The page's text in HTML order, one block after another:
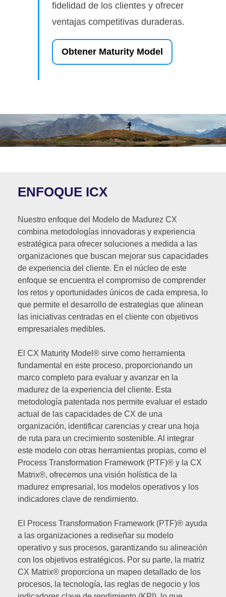
fidelidad de los clientes y ofrecer
ventajas competitivas duraderas.
Obtener Maturity Model
ENFOQUE ICX
Nuestro enfoque del Modelo de Madurez CX
combina metodologías innovadoras y experiencia
estratégica para ofrecer soluciones a medida a las
organizaciones que buscan mejorar sus capacidades
de experiencia del cliente. En el núcleo de este
enfoque se encuentra el compromiso de comprender
los retos y oportunidades únicos de cada empresa, lo
que permite el desarrollo de estrategias que alinean
las iniciativas centradas en el cliente con objetivos
empresariales medibles.
El CX Maturity Model® sirve como herramienta
fundamental en este proceso, proporcionando un
marco completo para evaluar y avanzar en la
madurez de la experiencia del cliente. Esta
metodología patentada nos permite evaluar el estado
actual de las capacidades de CX de una
organización, identificar carencias y crear una hoja
de ruta para un crecimiento sostenible. Al integrar
este modelo con otras herramientas propias, como el
Process Transformation Framework (PTF)® y la CX
Matrix®, ofrecemos una visión holística de la
madurez empresarial, los modelos operativos y los
indicadores clave de rendimiento.
El Process Transformation Framework (PTF)® ayuda
a las organizaciones a rediseñar su modelo
operativo y sus procesos, garantizando su alineación
con los objetivos estratégicos. Por su parte, la matriz
CX Matrix® proporciona un mapeo detallado de los
procesos, la tecnología, las reglas de negocio y los